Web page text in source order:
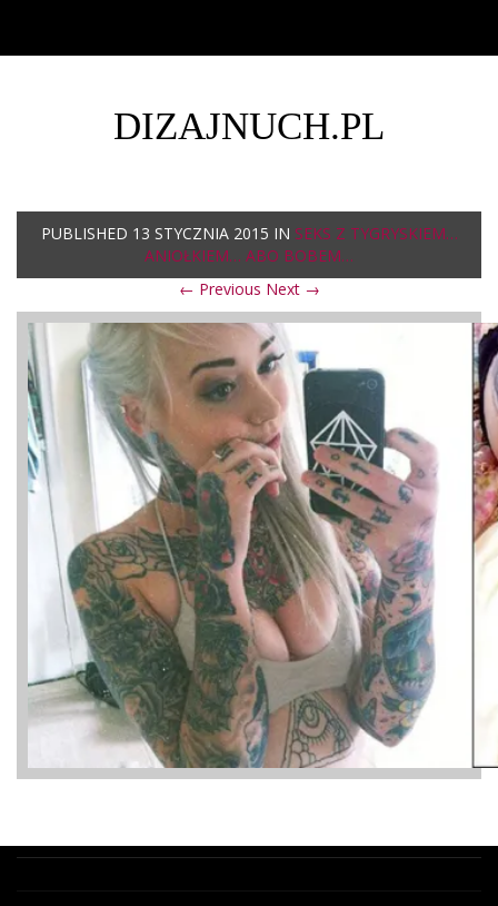
DIZAJNUCH.PL
PUBLISHED 13 STYCZNIA 2015 IN SEKS Z TYGRYSKIEM…
ANIOŁKIEM… ABO BOBEM…
← Previous Next →